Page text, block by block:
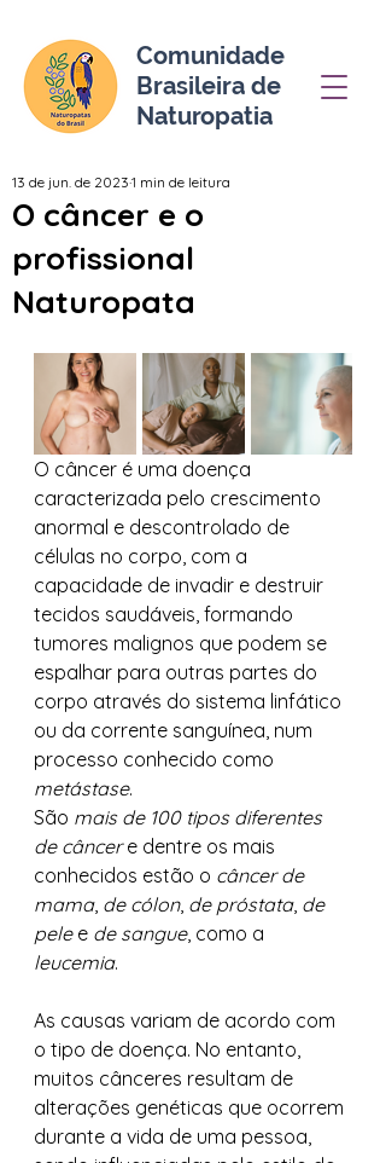
Comunidade
Brasileira de
Naturopatia
O câncer e o
profissional
Naturopata
13 de jun. de 2023 1 min de leitura
O câncer é uma doença
caracterizada pelo crescimento
anormal e descontrolado de
células no corpo, com a
capacidade de invadir e destruir
tecidos saudáveis, formando
tumores malignos que podem se
espalhar para outras partes do
corpo através do sistema linfático
ou da corrente sanguínea, num
processo conhecido como
metástase.
São mais de 100 tipos diferentes
de câncer e dentre os mais
conhecidos estão o câncer de
mama, de cólon, de próstata, de
pele e de sangue, como a
leucemia.
As causas variam de acordo com
o tipo de doença. No entanto,
muitos cânceres resultam de
alterações genéticas que ocorrem
durante a vida de uma pessoa,